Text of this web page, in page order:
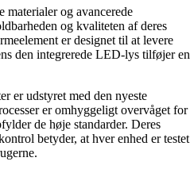
materialer og avancerede
og kvaliteten af ​​deres
er designet til at levere
den integrerede LED-lys tilføjer en
er udstyret med den nyeste
er omhyggeligt overvåget for
de høje standarder. Deres
betyder, at hver enhed er testet